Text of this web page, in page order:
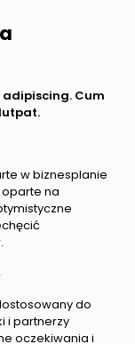
Cum
w biznesplanie
na
do
i partnerzy
oczekiwania i